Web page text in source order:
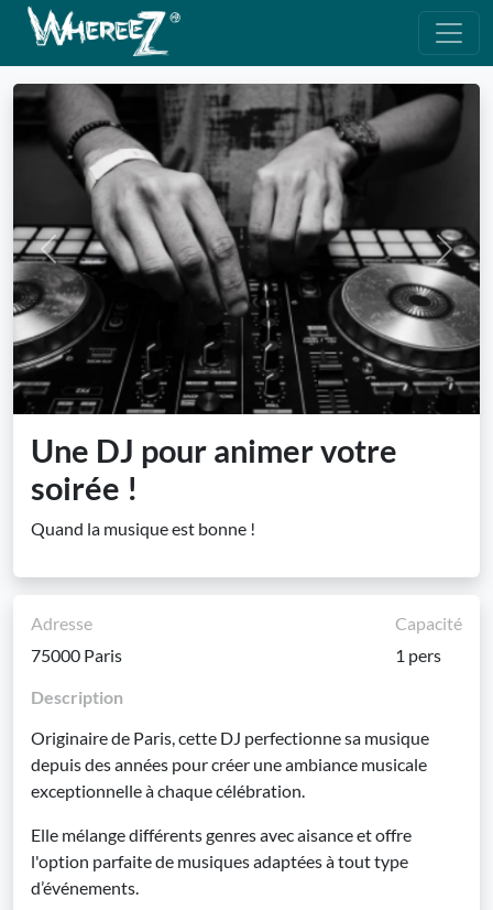
Previous Next
Une DJ pour animer votre
soirée !
Quand la musique est bonne !
Adresse
75000 Paris
Capacité
1 pers
Description
Originaire de Paris, cette DJ perfectionne sa musique
depuis des années pour créer une ambiance musicale
exceptionnelle à chaque célébration.
Elle mélange différents genres avec aisance et offre
l'option parfaite de musiques adaptées à tout type
d’événements.